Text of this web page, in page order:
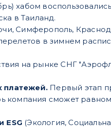
хабом
в Таиланд.
Симферополь,
в зимнем
на рынке СНГ
платежей. Первый этап
компания сможет
ESG (Экология,